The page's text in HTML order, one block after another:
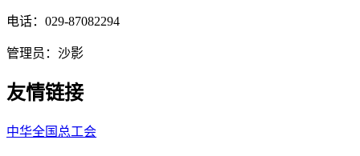
电话：029-87082294
管理员：沙影
友情链接
中华全国总工会